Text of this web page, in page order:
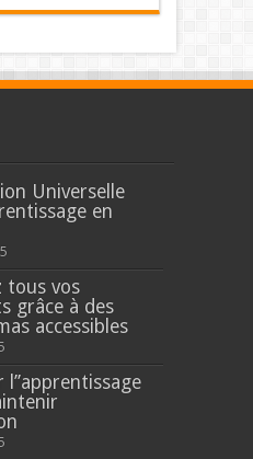
Universelle
en
tous vos
grâce à des
accessibles